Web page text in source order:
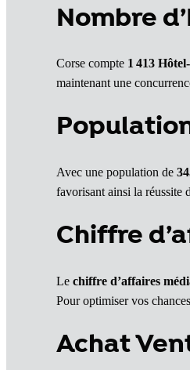
Nombre
Corse compte 1 413
maintenant une
Avec une population de
favorisant ainsi la réussite
Chiffre
Le chiffre d’affaires
Pour optimiser vos
Achat